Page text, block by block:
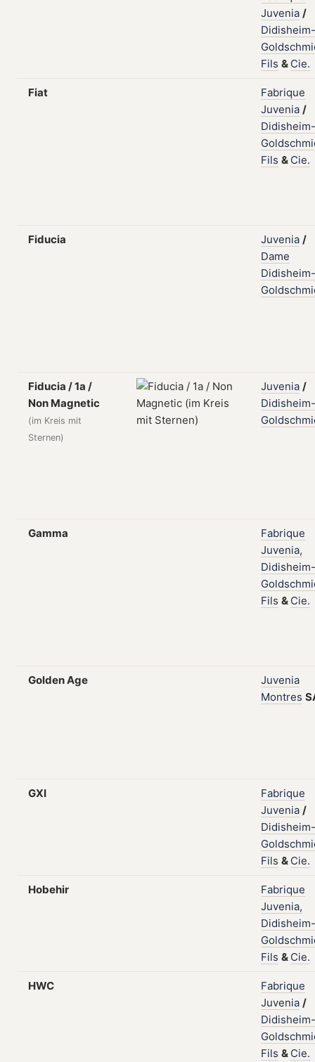
Juvenia /
Didisheim-
Fils & Cie.
Fiat
Fabrique
Juvenia /
Didisheim-
Fils & Cie.
Fiducia Juvenia /
Dame
Didisheim-
Fiducia / 1a /
Non Magnetic
(im Kreis mit
Sternen)
Juvenia /
Didisheim-
Gamma
Fabrique
Juvenia,
Didisheim-
Fils & Cie.
Golden Age
Juvenia
Montres
GXI
Fabrique
Juvenia /
Didisheim-
Fils & Cie.
Hobehir
Fabrique
Juvenia,
Didisheim-
Fils & Cie.
HWC
Fabrique
Juvenia /
Didisheim-
Fils & Cie.